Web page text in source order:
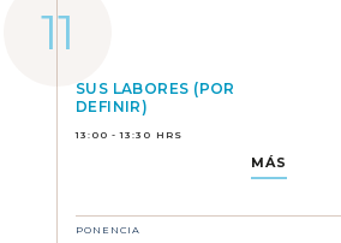
SUS LABORES (POR
DEFINIR)
13:00 - 13:30 HRS
MÁS
PONENCIA